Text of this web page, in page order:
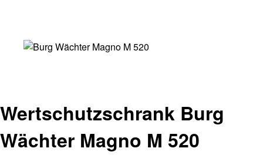
Wertschutzschrank Burg
Wächter Magno M 520